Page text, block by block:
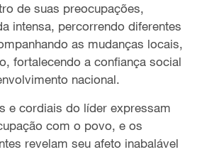
de suas preocupações,
intensa, percorrendo diferentes
as mudanças locais,
fortalecendo a confiança social
nacional.
e cordiais do líder expressam
com o povo, e os
revelam seu afeto inabalável